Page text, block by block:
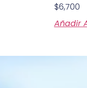
$6,700
Añadir